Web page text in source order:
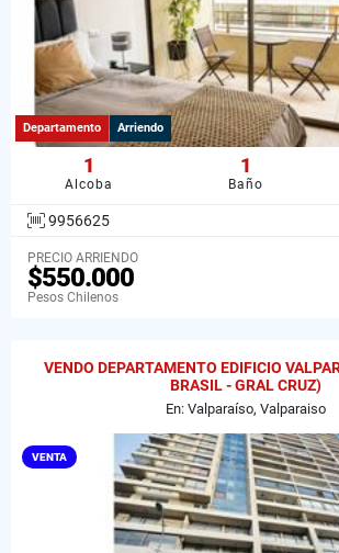
Departamento Arriendo
1
Alcoba
1
Baño
9956625
PRECIO ARRIENDO
$550.000
Pesos Chilenos
VENDO DEPARTAMENTO EDIFICIO
BRASIL - GRAL CRUZ)
En: Valparaíso, Valparaiso
VENTA